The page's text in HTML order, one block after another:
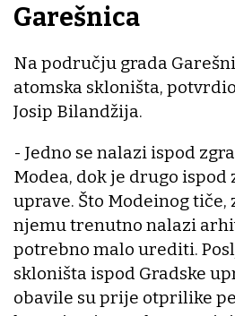
Garešnica
Na području grada
atomska skloništa,
Josip Bilandžija.
- Jedno se nalazi ispod
Modea, dok je drugo ispod
uprave. Što Modeinog tiče,
njemu trenutno nalazi
potrebno malo urediti.
skloništa ispod Gradske
obavile su prije otprilike